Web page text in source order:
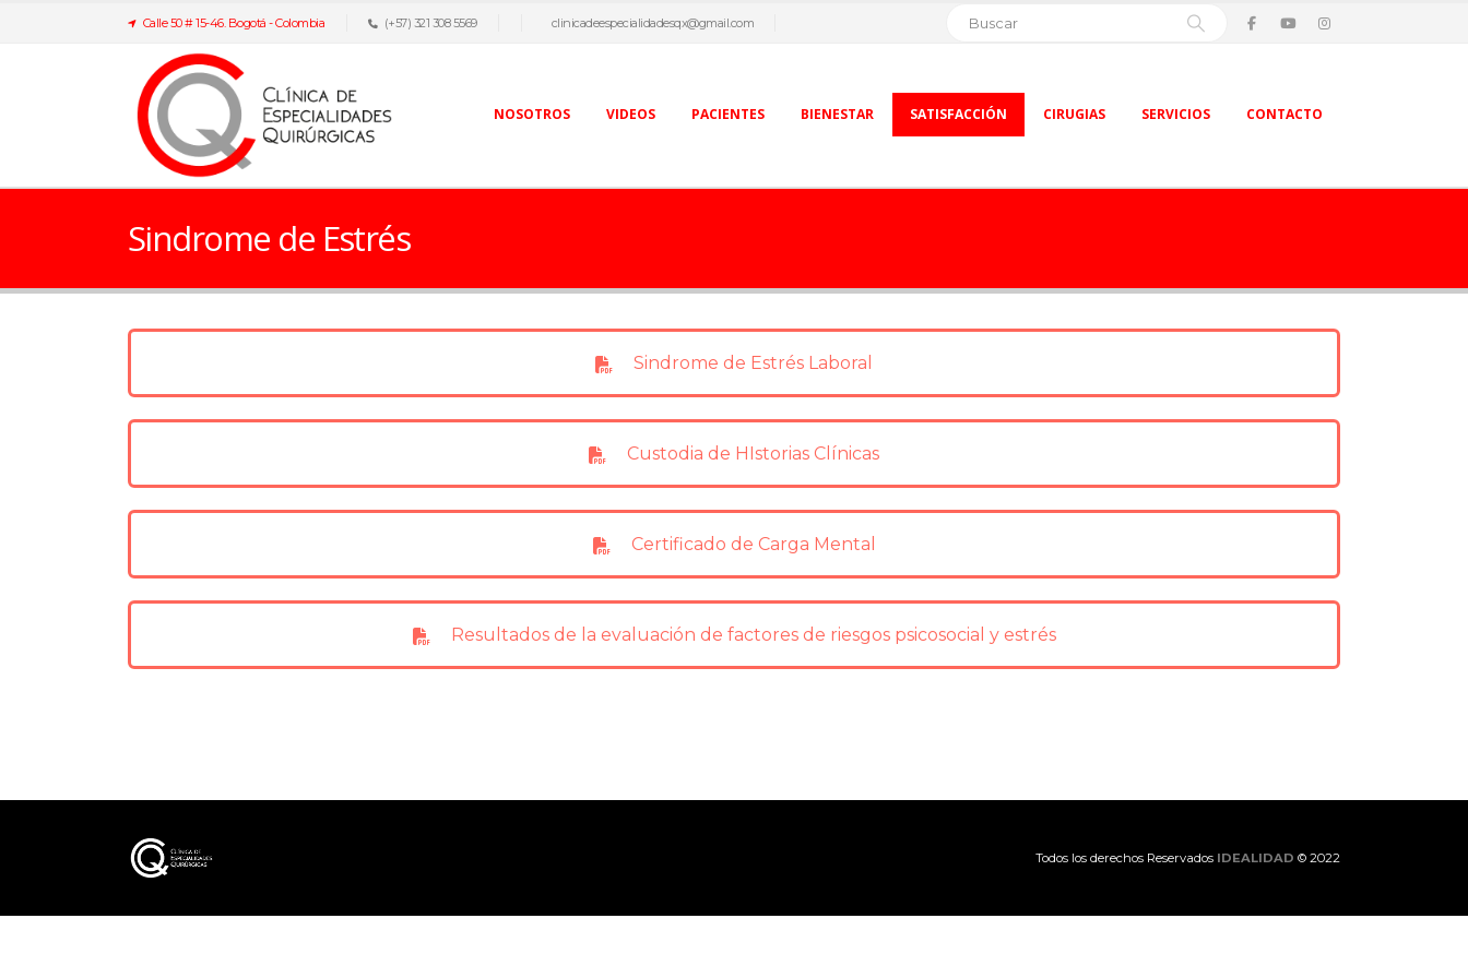
Calle 50 # 15-46. Bogotá - Colombia (+57) 321 308 5569 clinicadeespecialidadesqx@gmail.com
NOSOTROS VIDEOS PACIENTES BIENESTAR SATISFACCIÓN CIRUGIAS SERVICIOS CONTACTO
Sindrome de Estrés
Sindrome de Estrés Laboral
Custodia de HIstorias Clínicas
Certificado de Carga Mental
Resultados de la evaluación de factores de riesgos psicosocial y estrés
Todos los derechos Reservados IDEALIDAD © 2022